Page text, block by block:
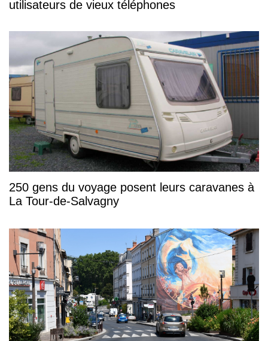
utilisateurs de vieux téléphones
250 gens du voyage posent leurs caravanes à
La Tour-de-Salvagny